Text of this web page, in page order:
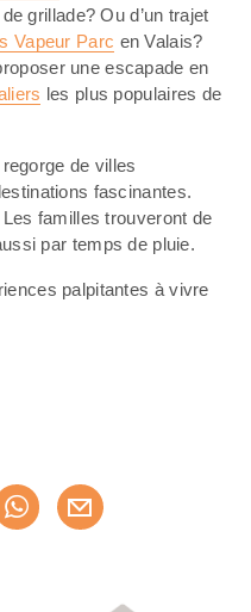
grillade? Ou d’un trajet
Vapeur Parc en Valais?
une escapade en
les plus populaires de
de villes
fascinantes.
familles trouveront de
par temps de pluie.
palpitantes à vivre
maintenant